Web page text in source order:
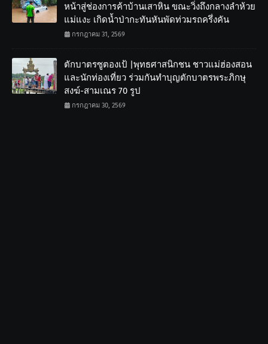
หน้าสู่ช่องการค้าบ้านเสาหิน ขณะวิ่งถึงกลางลำห้วย
แม่แงะ เกิดน้ำป่ากะทันหันพัดท่วมรถครึ่งคัน
กรกฎาคม 31, 2569
ตักบาตรซูตองเป้ |พุทธศาสนิกชน ชาวแม่ฮ่องสอน
และนักท่องเที่ยว ร่วมกันทำบุญตักบาตรพระภิกษุ
สงฆ์-สามเณร 70 รูป
กรกฎาคม 30, 2569